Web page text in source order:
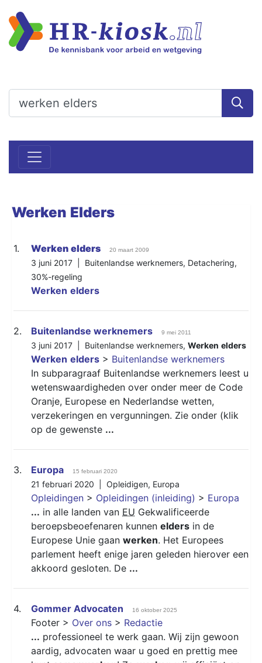
Werken Elders
1. Werken elders 20 maart 2009
3 juni 2017 | Buitenlandse werknemers, Detachering,
30%-regeling
Werken elders
2. Buitenlandse werknemers 9 mei 2011
3 juni 2017 | Buitenlandse werknemers, Werken elders
Werken elders > Buitenlandse werknemers
In subparagraaf Buitenlandse werknemers leest u
wetenswaardigheden over onder meer de Code
Oranje, Europese en Nederlandse wetten,
verzekeringen en vergunningen. Zie onder (klik
op de gewenste ...
3. Europa 15 februari 2020
21 februari 2020 | Opleidigen, Europa
Opleidingen > Opleidingen (inleiding) > Europa
... in alle landen van EU Gekwalificeerde
beroepsbeoefenaren kunnen elders in de
Europese Unie gaan werken. Het Europees
parlement heeft enige jaren geleden hierover een
akkoord gesloten. De ...
4. Gommer Advocaten 16 oktober 2025
Footer > Over ons > Redactie
... professioneel te werk gaan. Wij zijn gewoon
aardig, advocaten waar u goed en prettig mee